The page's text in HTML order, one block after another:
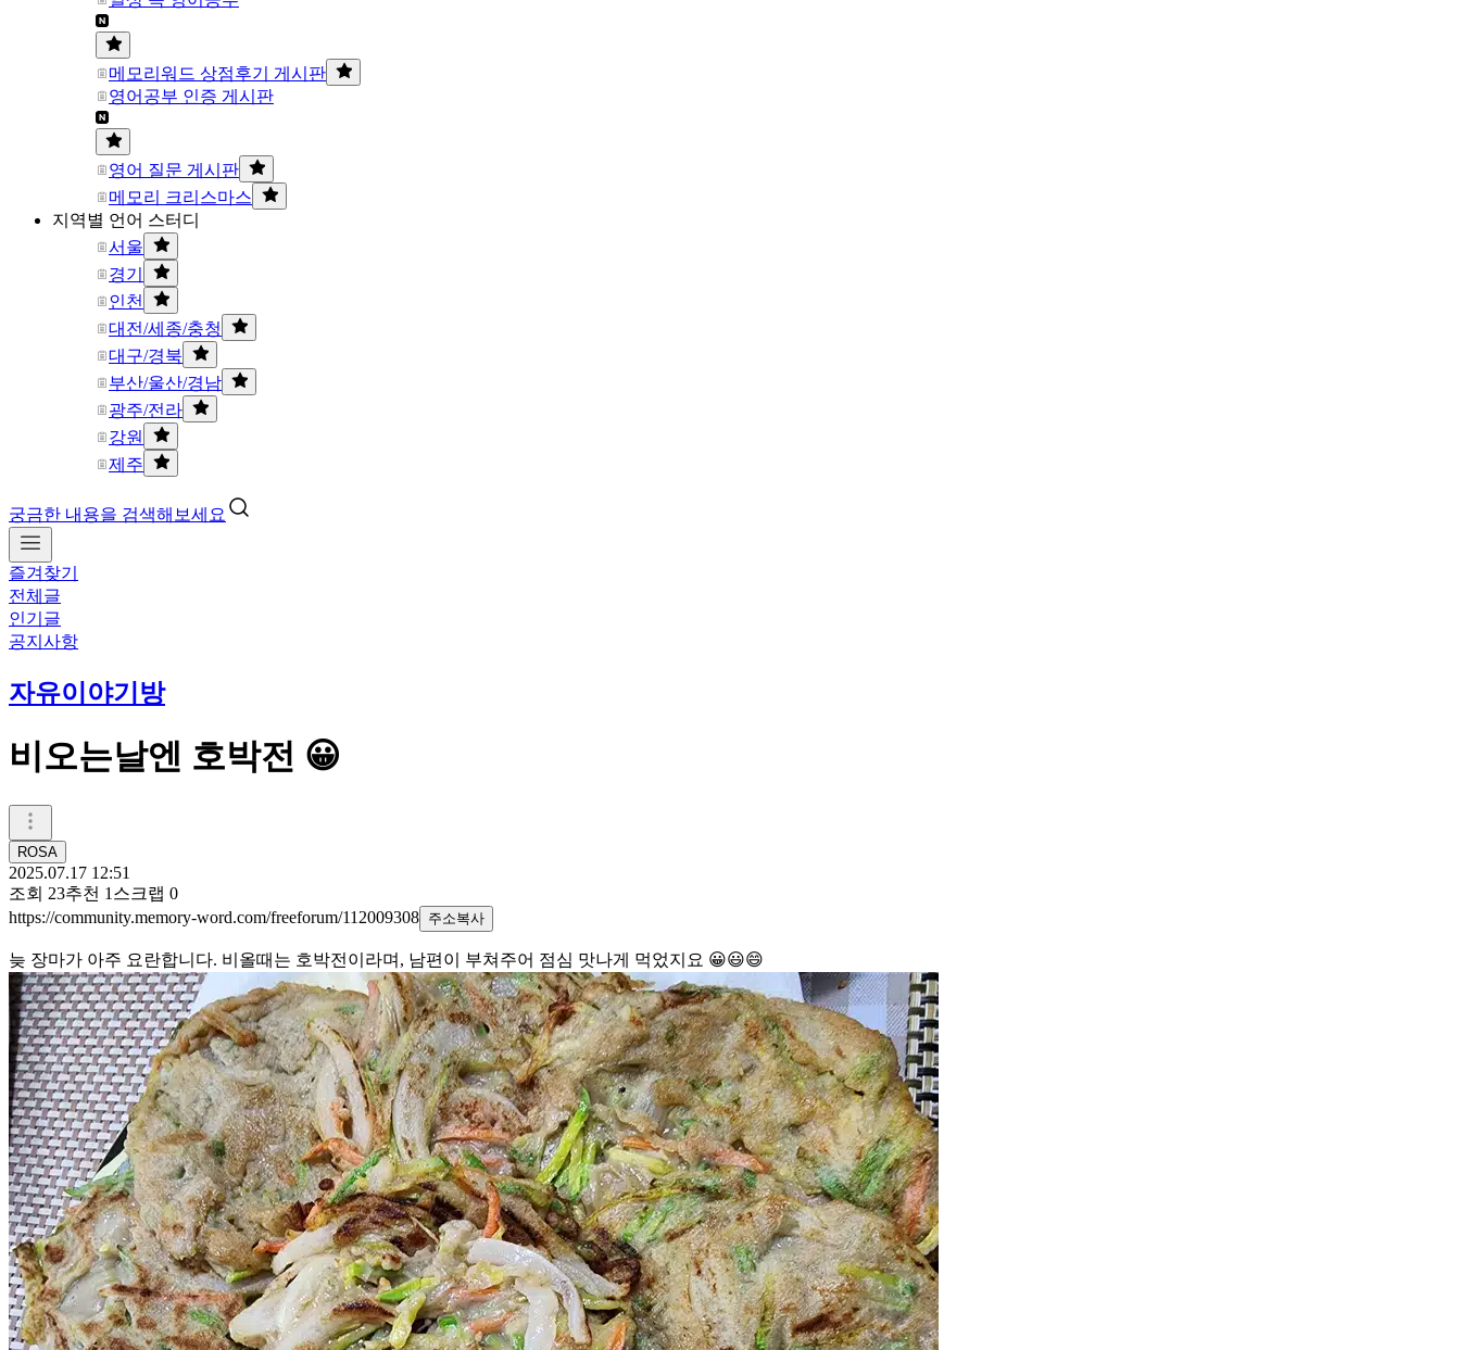
메모리워드 상점후기 게시판
영어공부 인증 게시판
영어 질문 게시판
메모리 크리스마스
지역별 언어 스터디
서울
경기
인천
대전/세종/충청
대구/경북
부산/울산/경남
광주/전라
강원
제주
궁금한 내용을 검색해보세요
즐겨찾기
전체글
인기글
공지사항
자유이야기방
비오는날엔 호박전 😀
ROSA
2025.07.17 12:51
조회 23추천 1 스크랩 0
https://community.memory-word.com/freeforum/112009308 주소복사
늦 장마가 아주 요란합니다. 비올때는 호박전이라며, 남편이 부쳐주어 점심 맛나게 먹었지요 😀😃😄